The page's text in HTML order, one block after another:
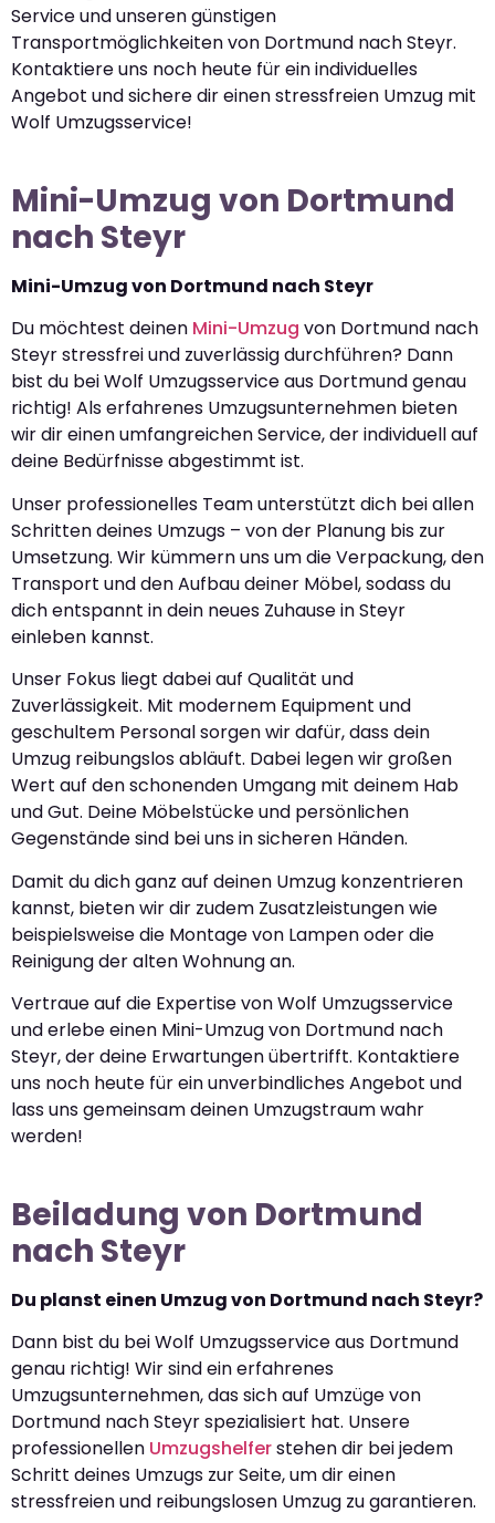
Service und unseren günstigen
Transportmöglichkeiten von Dortmund nach Steyr.
Kontaktiere uns noch heute für ein individuelles
Angebot und sichere dir einen stressfreien Umzug mit
Wolf Umzugsservice!
Mini-Umzug von Dortmund
nach Steyr
Mini-Umzug von Dortmund nach Steyr
Du möchtest deinen Mini-Umzug von Dortmund nach
Steyr stressfrei und zuverlässig durchführen? Dann
bist du bei Wolf Umzugsservice aus Dortmund genau
richtig! Als erfahrenes Umzugsunternehmen bieten
wir dir einen umfangreichen Service, der individuell auf
deine Bedürfnisse abgestimmt ist.
Unser professionelles Team unterstützt dich bei allen
Schritten deines Umzugs – von der Planung bis zur
Umsetzung. Wir kümmern uns um die Verpackung, den
Transport und den Aufbau deiner Möbel, sodass du
dich entspannt in dein neues Zuhause in Steyr
einleben kannst.
Unser Fokus liegt dabei auf Qualität und
Zuverlässigkeit. Mit modernem Equipment und
geschultem Personal sorgen wir dafür, dass dein
Umzug reibungslos abläuft. Dabei legen wir großen
Wert auf den schonenden Umgang mit deinem Hab
und Gut. Deine Möbelstücke und persönlichen
Gegenstände sind bei uns in sicheren Händen.
Damit du dich ganz auf deinen Umzug konzentrieren
kannst, bieten wir dir zudem Zusatzleistungen wie
beispielsweise die Montage von Lampen oder die
Reinigung der alten Wohnung an.
Vertraue auf die Expertise von Wolf Umzugsservice
und erlebe einen Mini-Umzug von Dortmund nach
Steyr, der deine Erwartungen übertrifft. Kontaktiere
uns noch heute für ein unverbindliches Angebot und
lass uns gemeinsam deinen Umzugstraum wahr
werden!
Beiladung von Dortmund
nach Steyr
Du planst einen Umzug von Dortmund nach Steyr?
Dann bist du bei Wolf Umzugsservice aus Dortmund
genau richtig! Wir sind ein erfahrenes
Umzugsunternehmen, das sich auf Umzüge von
Dortmund nach Steyr spezialisiert hat. Unsere
professionellen Umzugshelferstehen dir bei jedem
Schritt deines Umzugs zur Seite, um dir einen
stressfreien und reibungslosen Umzug zu garantieren.